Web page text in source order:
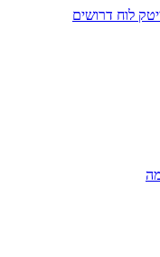
לוח דרושים